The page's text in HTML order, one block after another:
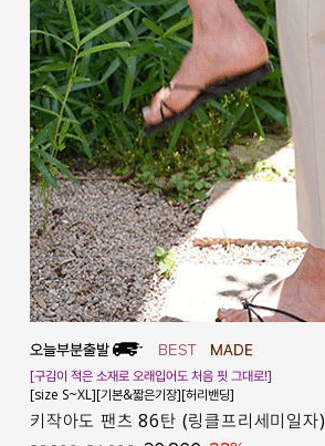
[구김이 적은 소재로 오래입어도 처음 핏 그대로!]
[size S~XL][기본&짧은기장][허리밴딩]
키작아도 팬츠 86탄 (링클프리세미일자)